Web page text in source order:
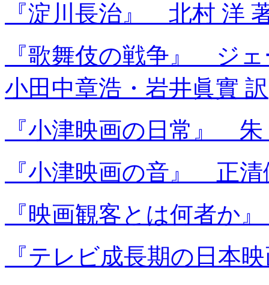
『淀川長治』 北村 洋
『歌舞伎の戦争』 ジ
小田中章浩・岩井眞實 訳
『小津映画の日常』 朱
『小津映画の音』 正清
『映画観客とは何者か
『テレビ成長期の日本